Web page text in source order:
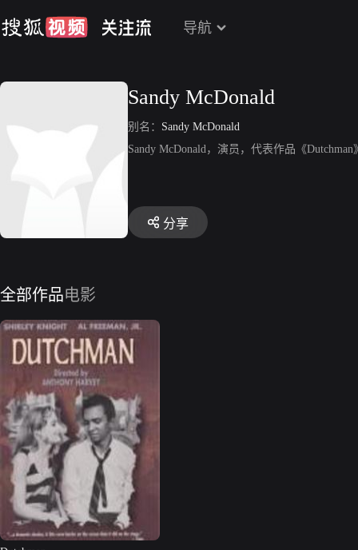
导航
Sandy McDonald
别名： Sandy McDonald
Sandy McDonald，演员，代表作品《Dutchman
分享
全部作品电影